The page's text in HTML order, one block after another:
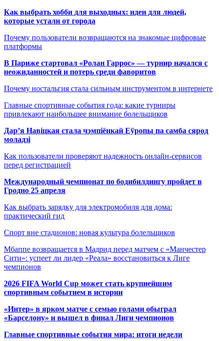
Как выбрать хобби для выходных: идеи для людей,
которые устали от города
Почему пользователи возвращаются на знакомые цифровые
платформы
В Париже стартовал «Ролан Гаррос» — турнир начался с
неожиданностей и потерь среди фаворитов
Почему ностальгия стала сильным инструментом в интернете
Главные спортивные события года: какие турниры
привлекают наибольшее внимание болельщиков
Дар’я Навіцкая стала чэмпіёнкай Еўропы па самба сярод
моладзі
Как пользователи проверяют надежность онлайн-сервисов
перед регистрацией
Международный чемпионат по бодибилдингу пройдет в
Гродно 25 апреля
Как выбрать зарядку для электромобиля для дома:
практический гид
Спорт вне стадионов: новая культура болельщиков
Мбаппе возвращается в Мадрид перед матчем с «Манчестер
Сити»: успеет ли лидер «Реала» восстановиться к Лиге
чемпионов
2026 FIFA World Cup может стать крупнейшим
спортивным событием в истории
«Интер» в ярком матче с семью голами обыграл
«Барселону» и вышел в финал Лиги чемпионов
Главные спортивные события мира: итоги недели